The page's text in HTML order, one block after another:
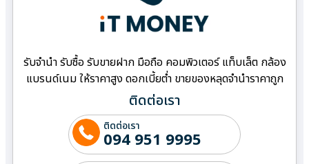
รับจำนำ รับซื้อ รับขายฝาก มือถือ คอมพิวเตอร์ แท็บเล็ต กล้อง
แบรนด์เนม ให้ราคาสูง ดอกเบี้ยต่ำ ขายของหลุดจำนำราคาถูก
ติดต่อเรา
ติดต่อเรา
094 951 9995